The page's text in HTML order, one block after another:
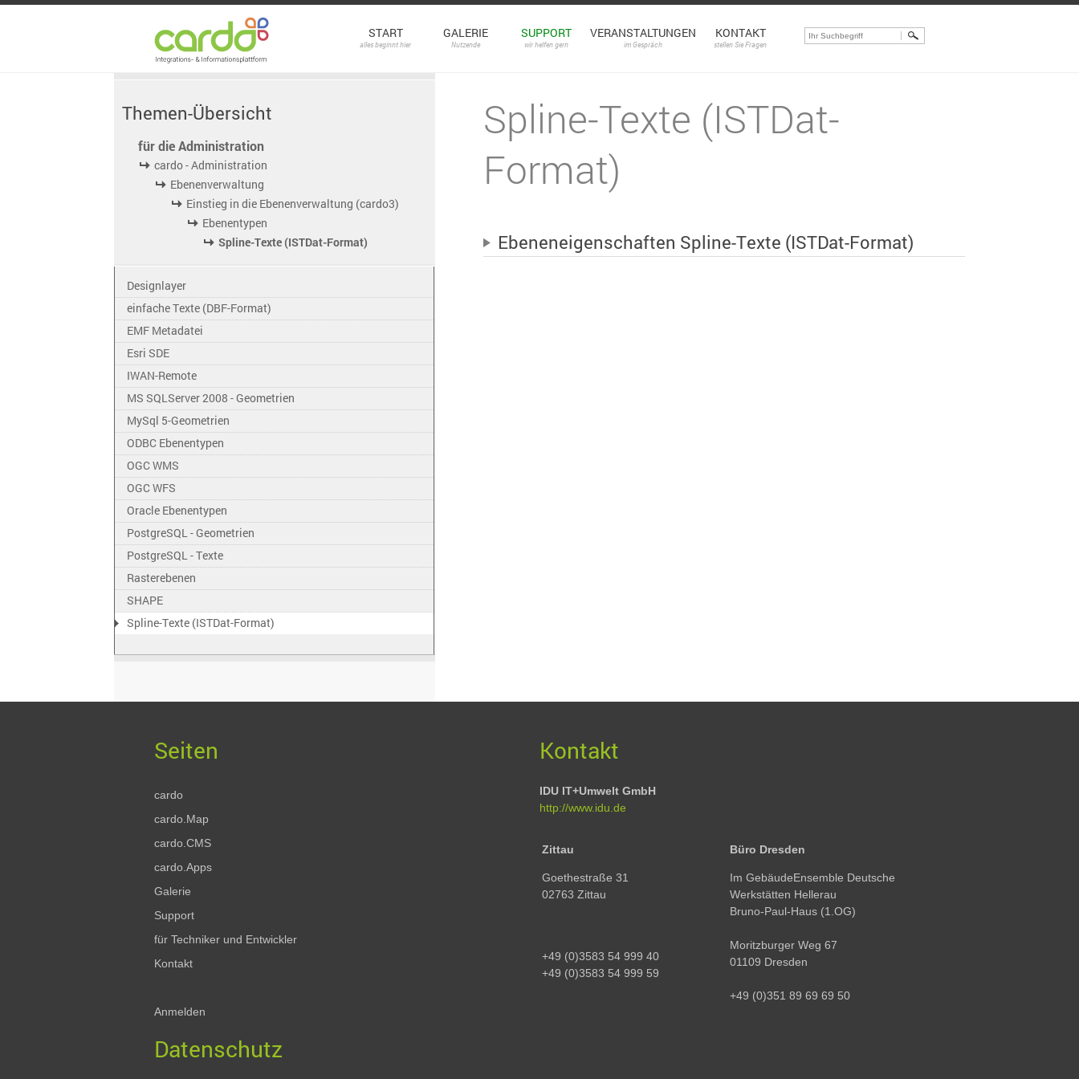
START
alles beginnt hier
GALERIE
Nutzende
SUPPORT
wir helfen gern
VERANSTALTUNGEN
im Gespräch
KONTAKT
stellen Sie Fragen
Themen-Übersicht
für die Administration
cardo - Administration
Ebenenverwaltung
Einstieg in die Ebenenverwaltung (cardo3)
Ebenentypen
Spline-Texte (ISTDat-Format)
Designlayer
einfache Texte (DBF-Format)
EMF Metadatei
Esri SDE
IWAN-Remote
MS SQLServer 2008 - Geometrien
MySql 5-Geometrien
ODBC Ebenentypen
OGC WMS
OGC WFS
Oracle Ebenentypen
PostgreSQL - Geometrien
PostgreSQL - Texte
Rasterebenen
SHAPE
Spline-Texte (ISTDat-Format)
Spline-Texte (ISTDat-
Format)
Ebeneneigenschaften Spline-Texte (ISTDat-Format)
cardo
cardo.Map
cardo.CMS
cardo.Apps
Galerie
Support
für Techniker und Entwickler
Kontakt
Anmelden
Datenschutz
Kontakt
IDU IT+Umwelt GmbH
http://www.idu.de
Zittau
Goethestraße 31
02763 Zittau
+49 (0)3583 54 999 40
+49 (0)3583 54 999 59
Büro Dresden
Im GebäudeEnsemble Deutsche
Werkstätten Hellerau
Bruno-Paul-Haus (1.OG)
Moritzburger Weg 67
01109 Dresden
+49 (0)351 89 69 69 50